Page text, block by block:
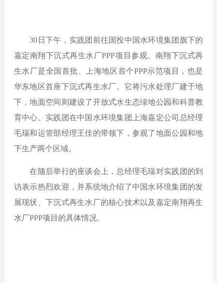
30日下午，实践团前往国投中国水环境集团旗下的
嘉定南翔下沉式再生水厂PPP项目参观。南翔下沉式再
生水厂是全国首批、上海地区首个PPP示范项目，也是
华东地区首座下沉式再生水厂。它将污水处理厂建于地
下，地面空间则建设了开放式水生态绿地公园和科普教
育中心。实践团在中国水环境集团上海嘉定公司总经理
毛瑞和运管部经理王佳的带领下，参观了地面公园和地
下生产两个区域。
在随后举行的座谈会上，总经理毛瑞对实践团的到
访表示热烈欢迎，并系统地介绍了中国水环境集团的发
展现状、下沉式再生水厂的核心技术以及嘉定南翔再生
水厂PPP项目的具体情况。